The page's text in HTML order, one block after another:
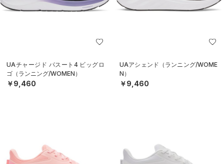
UAチャージド パスート4 ビッグロ
ゴ（ランニング/WOMEN）
￥9,460
UAアシェンド（ランニング/WOME
N）
￥9,460